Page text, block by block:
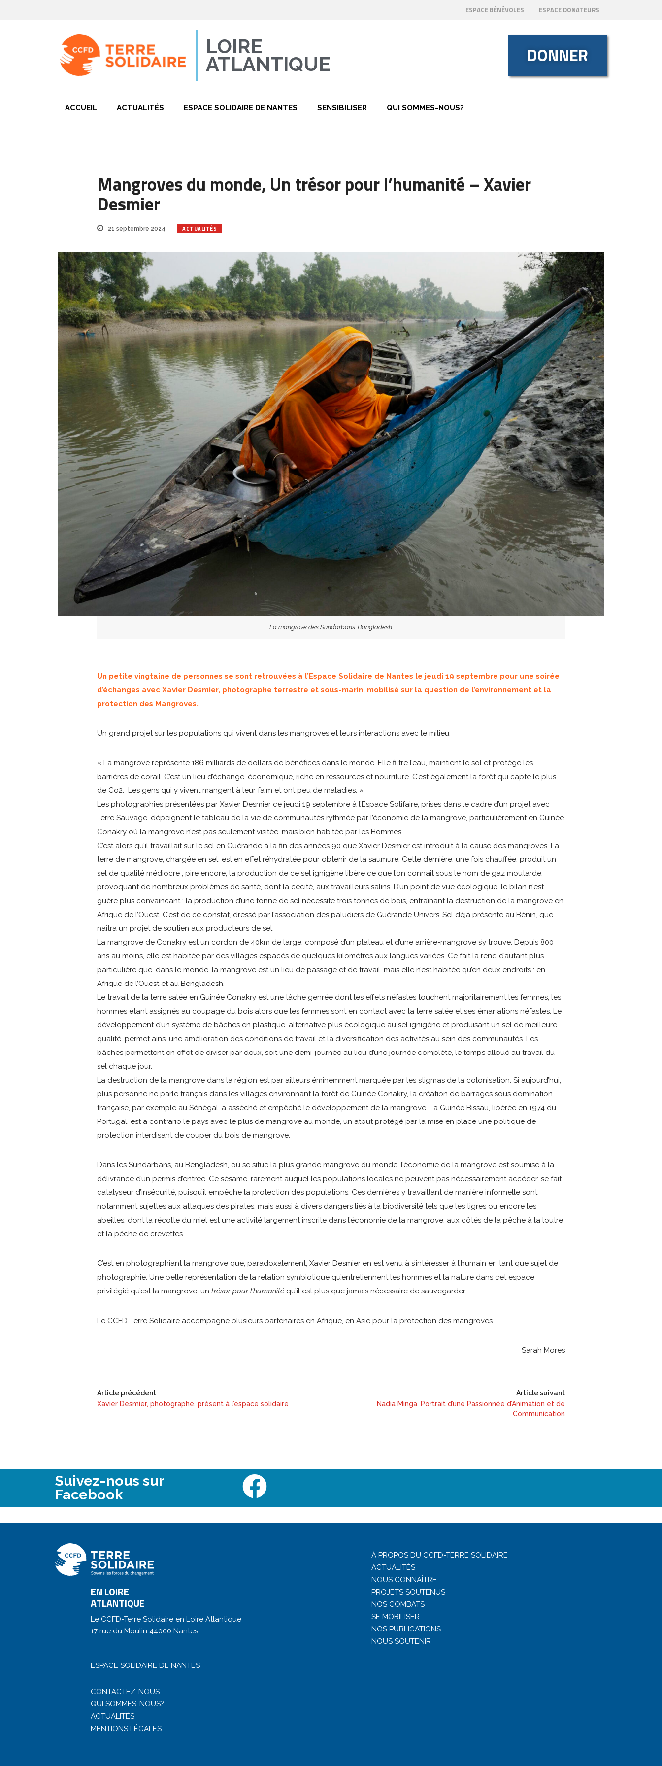
ESPACE BÉNÉVOLES ESPACE DONATEURS
LOIRE
ATLANTIQUE DONNER
ACCUEIL ACTUALITÉS ESPACE SOLIDAIRE DE NANTES SENSIBILISER QUI SOMMES-NOUS?
Mangroves du monde, Un trésor pour l’humanité – Xavier
Desmier
21 septembre 2024 ACTUALITÉS
La mangrove des Sundarbans. Bangladesh.
Un petite vingtaine de personnes se sont retrouvées à l’Espace Solidaire de Nantes le jeudi 19 septembre pour une soirée
d’échanges avec Xavier Desmier, photographe terrestre et sous-marin, mobilisé sur la question de l’environnement et la
protection des Mangroves.
Un grand projet sur les populations qui vivent dans les mangroves et leurs interactions avec le milieu.
« La mangrove représente 186 milliards de dollars de bénéfices dans le monde. Elle filtre l’eau, maintient le sol et protège les
barrières de corail. C’est un lieu d’échange, économique, riche en ressources et nourriture. C’est également la forêt qui capte le plus
de Co2. Les gens qui y vivent mangent à leur faim et ont peu de maladies. »
Les photographies présentées par Xavier Desmier ce jeudi 19 septembre à l’Espace Solifaire, prises dans le cadre d’un projet avec
Terre Sauvage, dépeignent le tableau de la vie de communautés rythmée par l’économie de la mangrove, particulièrement en Guinée
Conakry où la mangrove n’est pas seulement visitée, mais bien habitée par les Hommes.
C’est alors qu’il travaillait sur le sel en Guérande à la fin des années 90 que Xavier Desmier est introduit à la cause des mangroves. La
terre de mangrove, chargée en sel, est en effet réhydratée pour obtenir de la saumure. Cette dernière, une fois chauffée, produit un
sel de qualité médiocre ; pire encore, la production de ce sel ignigène libère ce que l’on connait sous le nom de gaz moutarde,
provoquant de nombreux problèmes de santé, dont la cécité, aux travailleurs salins. D’un point de vue écologique, le bilan n’est
guère plus convaincant : la production d’une tonne de sel nécessite trois tonnes de bois, entraînant la destruction de la mangrove en
Afrique de l’Ouest. C’est de ce constat, dressé par l’association des paludiers de Guérande Univers-Sel déjà présente au Bénin, que
naîtra un projet de soutien aux producteurs de sel.
La mangrove de Conakry est un cordon de 40km de large, composé d’un plateau et d’une arrière-mangrove s’y trouve. Depuis 800
ans au moins, elle est habitée par des villages espacés de quelques kilomètres aux langues variées. Ce fait la rend d’autant plus
particulière que, dans le monde, la mangrove est un lieu de passage et de travail, mais elle n’est habitée qu’en deux endroits : en
Afrique de l’Ouest et au Bengladesh.
Le travail de la terre salée en Guinée Conakry est une tâche genrée dont les effets néfastes touchent majoritairement les femmes, les
hommes étant assignés au coupage du bois alors que les femmes sont en contact avec la terre salée et ses émanations néfastes. Le
développement d’un système de bâches en plastique, alternative plus écologique au sel ignigène et produisant un sel de meilleure
qualité, permet ainsi une amélioration des conditions de travail et la diversification des activités au sein des communautés. Les
bâches permettent en effet de diviser par deux, soit une demi-journée au lieu d’une journée complète, le temps alloué au travail du
sel chaque jour.
La destruction de la mangrove dans la région est par ailleurs éminemment marquée par les stigmas de la colonisation. Si aujourd’hui,
plus personne ne parle français dans les villages environnant la forêt de Guinée Conakry, la création de barrages sous domination
française, par exemple au Sénégal, a asséché et empêché le développement de la mangrove. La Guinée Bissau, libérée en 1974 du
Portugal, est a contrario le pays avec le plus de mangrove au monde, un atout protégé par la mise en place une politique de
protection interdisant de couper du bois de mangrove.
Dans les Sundarbans, au Bengladesh, où se situe la plus grande mangrove du monde, l’économie de la mangrove est soumise à la
délivrance d’un permis d’entrée. Ce sésame, rarement auquel les populations locales ne peuvent pas nécessairement accéder, se fait
catalyseur d’insécurité, puisqu’il empêche la protection des populations. Ces dernières y travaillant de manière informelle sont
notamment sujettes aux attaques des pirates, mais aussi à divers dangers liés à la biodiversité tels que les tigres ou encore les
abeilles, dont la récolte du miel est une activité largement inscrite dans l’économie de la mangrove, aux côtés de la pêche à la loutre
et la pêche de crevettes.
C’est en photographiant la mangrove que, paradoxalement, Xavier Desmier en est venu à s’intéresser à l’humain en tant que sujet de
photographie. Une belle représentation de la relation symbiotique qu’entretiennent les hommes et la nature dans cet espace
privilégié qu’est la mangrove, un trésor pour l’humanité qu’il est plus que jamais nécessaire de sauvegarder.
Le CCFD-Terre Solidaire accompagne plusieurs partenaires en Afrique, en Asie pour la protection des mangroves.
Sarah Mores
Article précédent
Xavier Desmier, photographe, présent à l’espace solidaire
Article suivant
Nadia Minga, Portrait d’une Passionnée d’Animation et de
Communication
Suivez-nous sur
Facebook
EN LOIRE
ATLANTIQUE
Le CCFD-Terre Solidaire en Loire Atlantique
17 rue du Moulin 44000 Nantes
ESPACE SOLIDAIRE DE NANTES
CONTACTEZ-NOUS
QUI SOMMES-NOUS?
ACTUALITÉS
MENTIONS LÉGALES
À PROPOS DU CCFD-TERRE SOLIDAIRE
ACTUALITÉS
NOUS CONNAÎTRE
PROJETS SOUTENUS
NOS COMBATS
SE MOBILISER
NOS PUBLICATIONS
NOUS SOUTENIR